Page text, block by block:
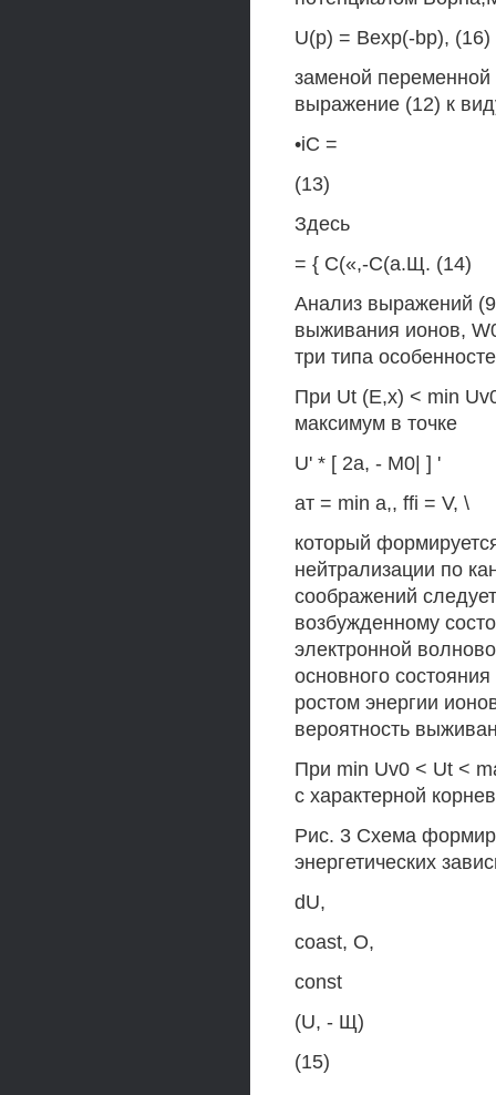
U(p) = Bexp(-bp), (16)
заменой переменной
выражение (12) к
•iC =
(13)
Здесь
= { С(«,-С(а.Щ. (14)
Анализ выражений
выживания ионов,
три типа
При Ut (Е,х) < min
максимум в точке
U' * [ 2а, - М0| ] '
ат = min а,, ffi = V, \
который
нейтрализации по
соображений
возбужденному
электронной
основного
ростом энергии
вероятность
При min Uv0 < Ut <
с характерной
Рис. 3 Схема
энергетических
dU,
coast, О,
const
(U, - Щ)
(15)